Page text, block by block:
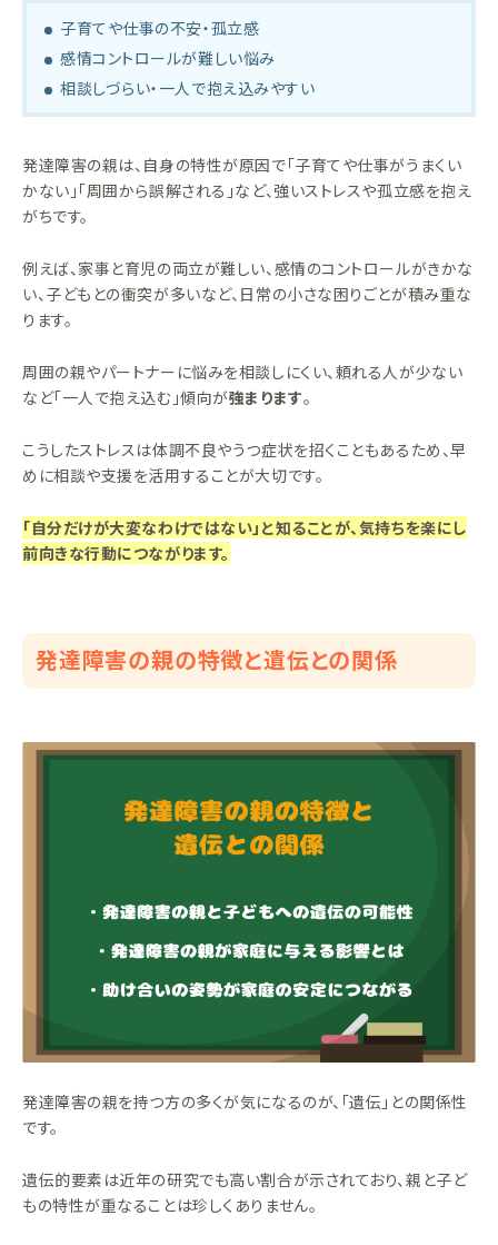
子育てや仕事の不安・孤立感
感情コントロールが難しい悩み
相談しづらい・一人で抱え込みやすい
発達障害の親は、自身の特性が原因で「子育てや仕事がうまくい
かない」「周囲から誤解される」など、強いストレスや孤立感を抱え
がちです。
例えば、家事と育児の両立が難しい、感情のコントロールがきかな
い、子どもとの衝突が多いなど、日常の小さな困りごとが積み重な
ります。
周囲の親やパートナーに悩みを相談しにくい、頼れる人が少ない
など「一人で抱え込む」傾向が強まります。
こうしたストレスは体調不良やうつ症状を招くこともあるため、早
めに相談や支援を活用することが大切です。
「自分だけが大変なわけではない」と知ることが、気持ちを楽にし
前向きな行動につながります。
発達障害の親の特徴と遺伝との関係
発達障害の親を持つ方の多くが気になるのが、「遺伝」との関係性
です。
遺伝的要素は近年の研究でも高い割合が示されており、親と子ど
もの特性が重なることは珍しくありません。